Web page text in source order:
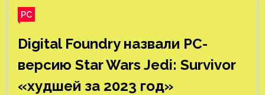
PC
Digital Foundry назвали PC-
версию Star Wars Jedi: Survivor
«худшей за 2023 год»